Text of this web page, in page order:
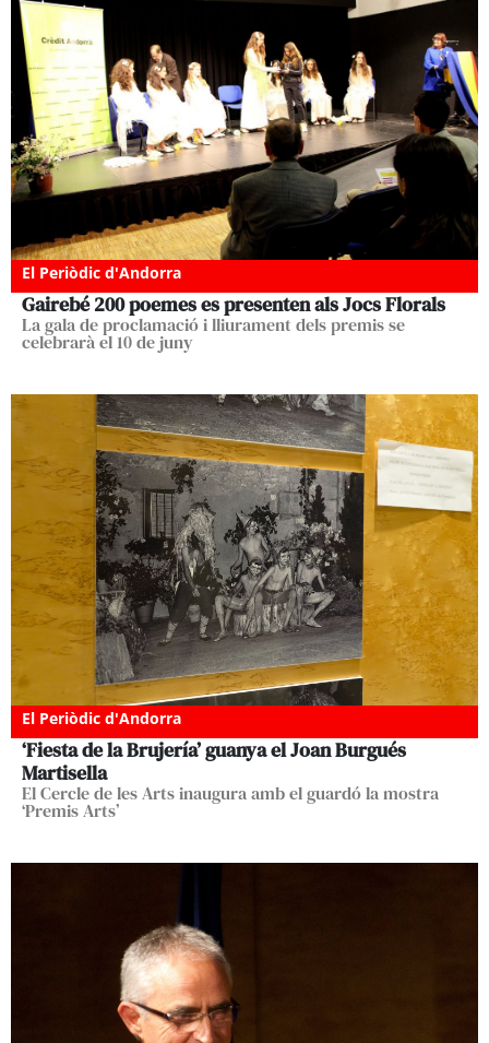
El Periòdic d'Andorra
Gairebé 200 poemes es presenten als Jocs Florals
La gala de proclamació i lliurament dels premis se
celebrarà el 10 de juny
El Periòdic d'Andorra
‘Fiesta de la Brujería’ guanya el Joan Burgués
Martisella
El Cercle de les Arts inaugura amb el guardó la mostra
‘Premis Arts’